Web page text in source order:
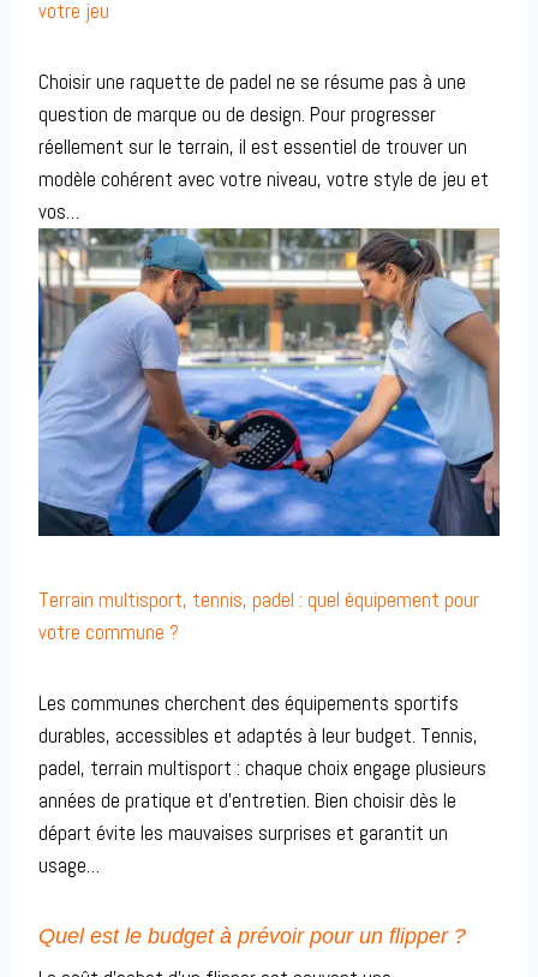
votre jeu
Choisir une raquette de padel ne se résume pas à une
question de marque ou de design. Pour progresser
réellement sur le terrain, il est essentiel de trouver un
modèle cohérent avec votre niveau, votre style de jeu et
vos…
Terrain multisport, tennis, padel : quel équipement pour
votre commune ?
Les communes cherchent des équipements sportifs
durables, accessibles et adaptés à leur budget. Tennis,
padel, terrain multisport : chaque choix engage plusieurs
années de pratique et d’entretien. Bien choisir dès le
départ évite les mauvaises surprises et garantit un
usage…
Quel est le budget à prévoir pour un flipper ?